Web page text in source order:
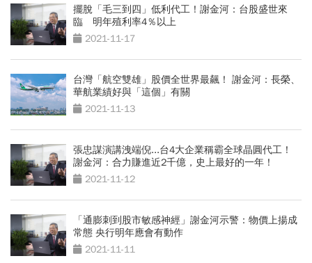
擺脫「毛三到四」低利代工！謝金河：台股盛世來
臨 明年殖利率4％以上
2021-11-17
台灣「航空雙雄」股價全世界最飆！ 謝金河：長榮、
華航業績好與「這個」有關
2021-11-13
張忠謀演講洩端倪...台4大企業稱霸全球晶圓代工！
謝金河：合力賺進近2千億，史上最好的一年！
2021-11-12
「通膨刺到股市敏感神經」謝金河示警：物價上揚成
常態 央行明年應會有動作
2021-11-11